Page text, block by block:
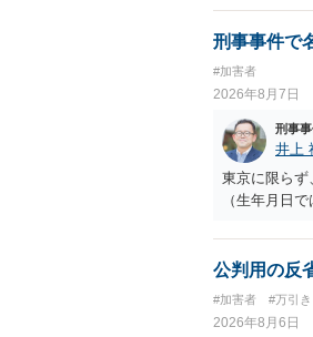
刑事事件で
#加害者
2026年8月7日
刑事
井上
東京に限らず
（生年月日
公判用の反
#加害者 #万引
2026年8月6日